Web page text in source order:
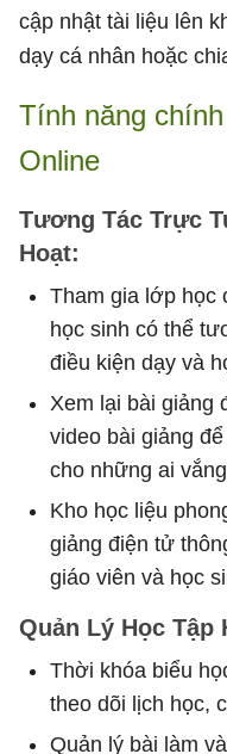
cập nhật tài liệu lên
dạy cá nhân hoặc
Tính năng
Online
Tương Tác Trực
Hoạt:
Tham gia lớp học
học sinh có thể
điều kiện dạy và
Xem lại bài giảng
video bài giảng
cho những ai
Kho học liệu
giảng điện tử
giáo viên và học
Quản Lý Học Tập
Thời khóa biểu
theo dõi lịch học,
Quản lý bài làm